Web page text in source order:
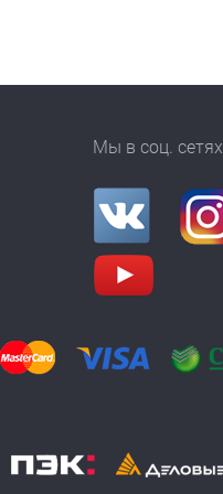
Мы в соц. сетях